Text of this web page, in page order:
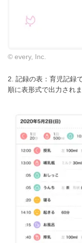
© every, Inc.
2. 記録の表：育児記録
順に表形式で出力されま